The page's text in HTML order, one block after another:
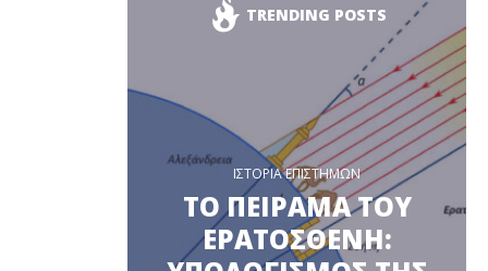
TRENDING POSTS
ΙΣΤΟΡΙΑ ΕΠΙΣΤΗΜΩΝ
ΤΟ ΠΕΙΡΑΜΑ ΤΟΥ
ΕΡΑΤΟΣΘΕΝΗ: